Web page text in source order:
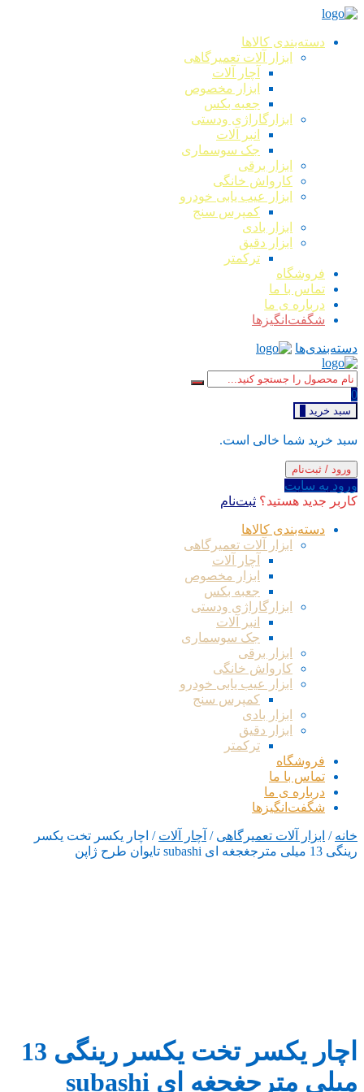
دسته‌بندی کالاها
ابزار آلات تعمیرگاهی
آچار آلات
ابزار مخصوص
جعبه بکس
ابزارگاراژی ودستی
انبر آلات
جک سوسماری
ابزار برقی
کارواش خانگی
ابزار عیب یابی خودرو
کمپرس سنج
ابزار بادی
ابزار دقیق
ترکمتر
فروشگاه
تماس با ما
درباره ی ما
شگفت‌انگیزها
دسته‌بندی‌ها
0
سبد خرید
سبد خرید شما خالی است.
ورود / ثبت‌نام
ورود به سایت
کاربر جدید هستید؟ ثبت‌نام
دسته‌بندی کالاها
ابزار آلات تعمیرگاهی
آچار آلات
ابزار مخصوص
جعبه بکس
ابزارگاراژی ودستی
انبر آلات
جک سوسماری
ابزار برقی
کارواش خانگی
ابزار عیب یابی خودرو
کمپرس سنج
ابزار بادی
ابزار دقیق
ترکمتر
فروشگاه
تماس با ما
درباره ی ما
شگفت‌انگیزها
خانه / ابزار آلات تعمیرگاهی / آچار آلات / اچار یکسر تخت یکسر
رینگی 13 میلی مترجغجغه ای subashi تایوان طرح ژاپن
اچار یکسر تخت یکسر رینگی 13
میلی مترجغجغه ای subashi